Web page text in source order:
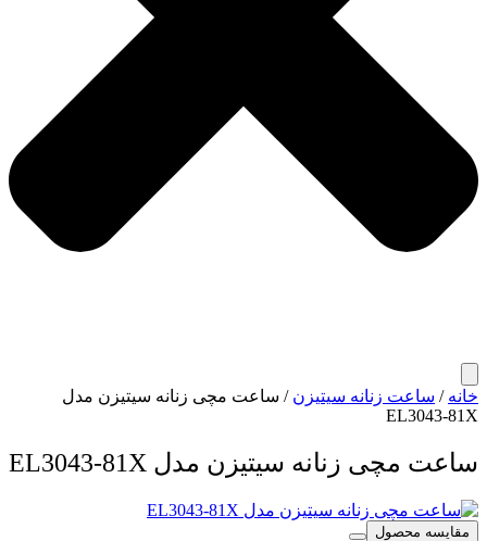
خانه / ساعت زنانه سیتیزن / ساعت مچی زنانه سیتیزن مدل
EL3043-81X
ساعت مچی زنانه سیتیزن مدل EL3043-81X
مقایسه محصول